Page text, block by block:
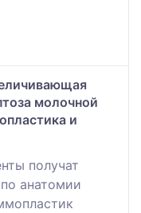
молочной
и
получат
анатомии